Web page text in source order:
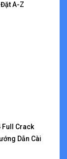
A-Z
Full Crack
Dẫn Cài